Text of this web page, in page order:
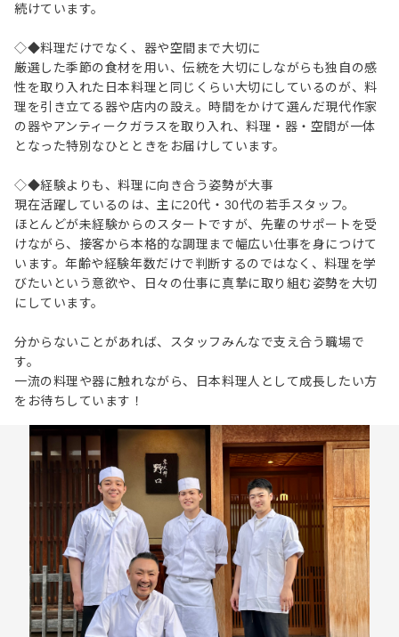
続けています。
◇◆料理だけでなく、器や空間まで大切に
厳選した季節の食材を用い、伝統を大切にしながらも独自の感
性を取り入れた日本料理と同じくらい大切にしているのが、料
理を引き立てる器や店内の設え。時間をかけて選んだ現代作家
の器やアンティークガラスを取り入れ、料理・器・空間が一体
となった特別なひとときをお届けしています。
◇◆経験よりも、料理に向き合う姿勢が大事
現在活躍しているのは、主に20代・30代の若手スタッフ。
ほとんどが未経験からのスタートですが、先輩のサポートを受
けながら、接客から本格的な調理まで幅広い仕事を身につけて
います。年齢や経験年数だけで判断するのではなく、料理を学
びたいという意欲や、日々の仕事に真摯に取り組む姿勢を大切
にしています。
分からないことがあれば、スタッフみんなで支え合う職場で
す。
一流の料理や器に触れながら、日本料理人として成長したい方
をお待ちしています！